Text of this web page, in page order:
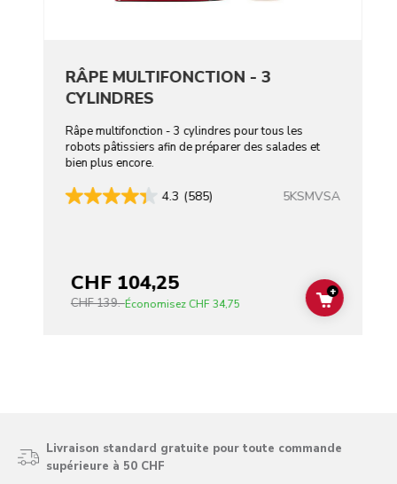
RÂPE MULTIFONCTION - 3
CYLINDRES
Râpe multifonction - 3 cylindres pour tous les
robots pâtissiers afin de préparer des salades et
bien plus encore.
4.3 (585) 5KSMVSA
CHF 104,25
CHF 139.-ÉconomisezCHF 34,75 ADD TO
+
Livraison standard gratuite pour toute commande
supérieure à 50 CHF